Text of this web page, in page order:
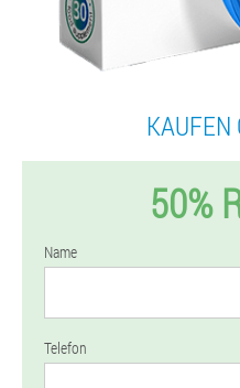
KAUFEN
50%
Name
Telefon